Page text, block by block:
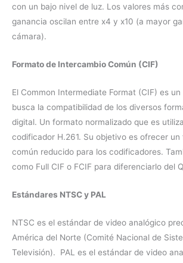
con un bajo nivel de luz. Los valores más
ganancia oscilan entre x4 y x10 (a mayor
cámara).
Formato de Intercambio Común (CIF)
El Common Intermediate Format (CIF) es
busca la compatibilidad de los diversos
digital. Un formato normalizado que es
codificador H.261. Su objetivo es ofrecer
común reducido para los codificadores.
como Full CIF o FCIF para diferenciarlo del
Estándares NTSC y PAL
NTSC es el estándar de video analógico
América del Norte (Comité Nacional de
Televisión). PAL es el estándar de video